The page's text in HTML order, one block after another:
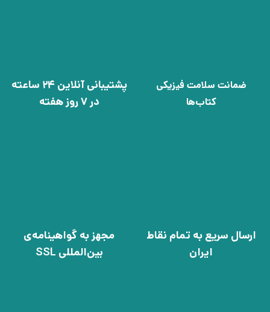
ضمانت سلامت فیزیکی
کتاب‌ها
پشتیبانی آنلاین 24 ساعته
در 7 روز هفته
ارسال سریع به تمام نقاط
ایران
مجهز به گواهینامه‌ی
بین‌المللی SSL